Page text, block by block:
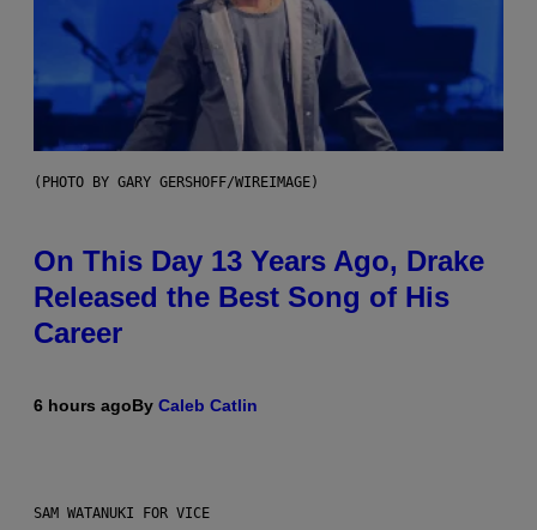
(PHOTO BY GARY GERSHOFF/WIREIMAGE)
On This Day 13 Years Ago, Drake
Released the Best Song of His
Career
6 hours agoBy Caleb Catlin
SAM WATANUKI FOR VICE